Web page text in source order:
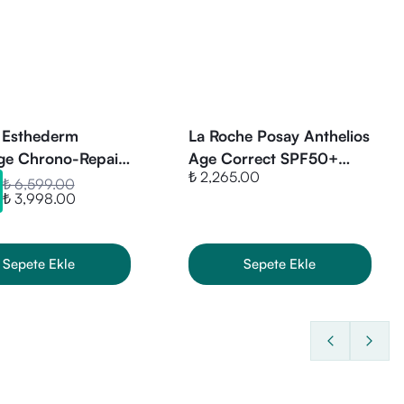
versiyonu tercih
tavsiye edilir.
Mineraller, Koenzimler,
Chrono-Repair
Oil 30 ml
₺ 6,599.00
₺ 3,998.00
Sepete Ekle
La Roche Posay Anthelios
Age Correct SPF50+
Yaşlanma Karşıtı Renkli
₺ 2,265.00
Sepete Ekle